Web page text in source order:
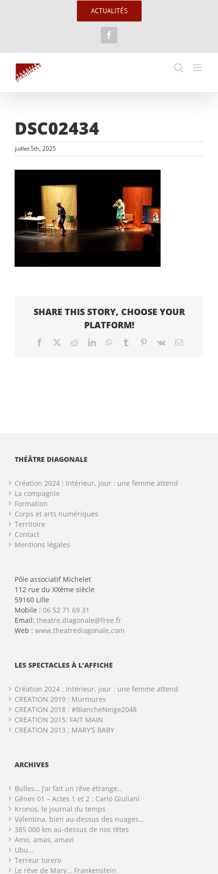
ACTUALITÉS
Facebook
DSC02434
juillet 5th, 2025
SHARE THIS STORY, CHOOSE YOUR
PLATFORM!
Facebook RedditLinkedInWhatsApp
Tumblr Pinterest
Vk Email
THÉÂTRE DIAGONALE
Création 2024 : Intérieur, jour : une femme attend
La compagnie
Formation
Corps et arts numériques
Territoire
Contact
Mentions légales
Pôle associatif Michelet
112 rue du XXème siècle
59160 Lille
Mobile : 06 52 71 69 31
Email: theatre.diagonale@free.fr
Web : www.theatrediagonale.com
LES SPECTACLES À L’AFFICHE
Création 2024 : Intérieur, jour : une femme attend
CREATION 2019 : Murmures
CREATION 2018 : #BlancheNeige2048
CREATION 2015: FAIT MAIN
CREATION 2013 ; MARY’S BABY
ARCHIVES
Bulles… J’ai fait un rêve étrange…
Gênes 01 – Actes 1 et 2 : Carlo Giuliani
Kronos, le journal du temps
Valentina, bien au-dessus des nuages…
385 000 km au-dessus de nos têtes
Amo, amas, amavi
Ubu…
Terreur torero
Le rêve de Mary… Frankenstein